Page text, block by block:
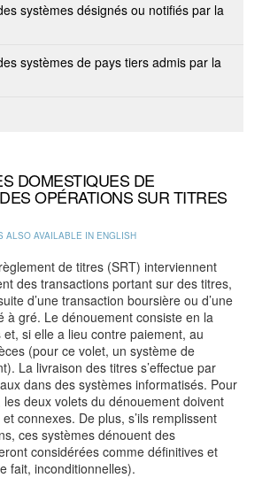
systèmes désignés ou notifiés par la
systèmes de pays tiers admis par la
DOMESTIQUES DE
OPÉRATIONS SUR TITRES
ALSO AVAILABLE IN ENGLISH
de titres (SRT) interviennent
des transactions portant sur des titres,
d’une transaction boursière ou d’une
à gré. Le dénouement consiste en la
si elle a lieu contre paiement, au
(pour ce volet, un système de
La livraison des titres s’effectue par
dans des systèmes informatisés. Pour
deux volets du dénouement doivent
connexes. De plus, s’ils remplissent
ces systèmes dénouent des
considérées comme définitives et
fait, inconditionnelles).